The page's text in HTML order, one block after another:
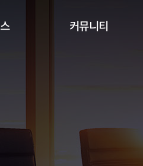
미디어 아트
커뮤니티